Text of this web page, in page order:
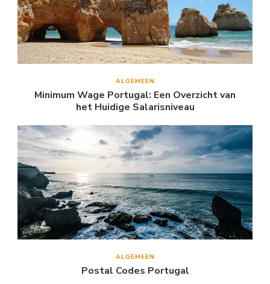
ALGEMEEN
Minimum Wage Portugal: Een Overzicht van
het Huidige Salarisniveau
ALGEMEEN
Postal Codes Portugal